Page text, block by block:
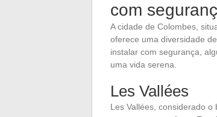
com
A cidade de Colombes,
oferece uma diversidade
instalar com segurança,
uma vida serena.
Les Vallées
Les Vallées, considerado